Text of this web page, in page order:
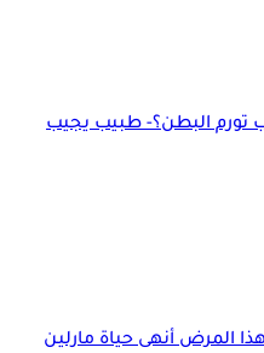
تورم البطن؟- طبيب يجيب
هند رستم الـ15.. هذا المرض أنهى حياة مارلين